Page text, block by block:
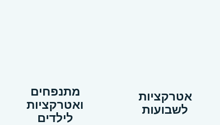
אטרקציות
לשבועות
מתנפחים
ואטרקציות
לילדים